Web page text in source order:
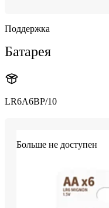
Поддержка
Батарея
LR6A6BP/10
Больше не доступен